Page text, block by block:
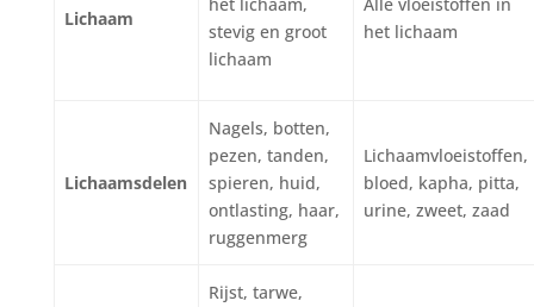
Lichaam
het lichaam,
stevig en groot
lichaam
Alle vloeistoffen in
het lichaam
Lichaamsdelen
Nagels, botten,
pezen, tanden,
spieren, huid,
ontlasting, haar,
ruggenmerg
Lichaamvloeistoffen,
bloed, kapha, pitta,
urine, zweet, zaad
Rijst, tarwe,